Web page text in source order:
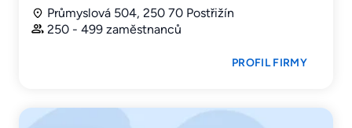
Průmyslová 504, 250 70 Postřižín
250 - 499 zaměstnanců
PROFIL FIRMY